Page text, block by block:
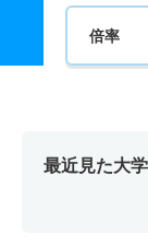
倍率
最近見た大学